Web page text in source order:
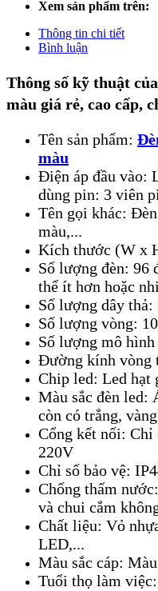
Xem sản phẩm trên:
Thông tin chi tiết
Bình luận
Thông số kỹ thuật
màu giá rẻ, cao cấp,
Tên sản phẩm:
màu
Điện áp đầu vào:
dùng pin: 3 viên
Tên gọi khác:
màu,...
Kích thước (W x
Số lượng đèn: 96
thể ít hơn hoặc
Số lượng dây thả:
Số lượng vòng:
Số lượng mô
Đường kính vòng
Chip led: Led hạt
Màu sắc đèn led:
còn có trắng,
Cổng kết nối:
220V
Chỉ số bảo vệ:
Chống thấm
và chui cắm
Chất liệu: Vỏ
LED,...
Màu sắc cáp:
Tuổi thọ làm